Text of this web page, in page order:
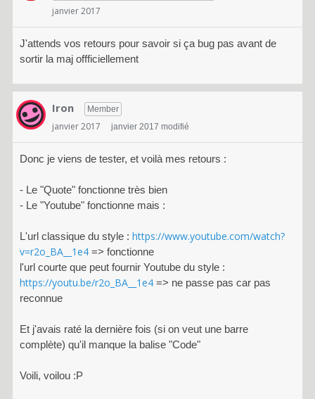
janvier 2017
J'attends vos retours pour savoir si ça bug pas avant de
sortir la maj offficiellement
Iron Member
janvier 2017 janvier 2017 modifié
Donc je viens de tester, et voilà mes retours :
- Le "Quote" fonctionne très bien
- Le "Youtube" fonctionne mais :
L'url classique du style : https://www.youtube.com/watch?
v=r2o_BA__1e4 => fonctionne
l'url courte que peut fournir Youtube du style :
https://youtu.be/r2o_BA__1e4 => ne passe pas car pas
reconnue
Et j'avais raté la dernière fois (si on veut une barre
complète) qu'il manque la balise "Code"
Voili, voilou :P